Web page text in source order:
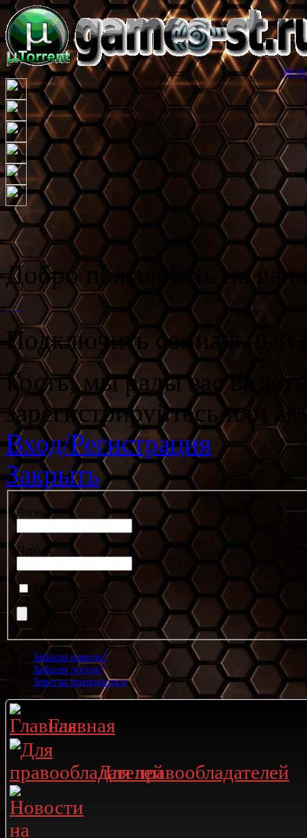
Игровой торрент
Добро пожаловать на
Подключить социальный
Гость, мы рады вас
зарегистрируйтесь или
Вход/Регистрация
Закрыть
Логин
Пароль
Запомнить меня
Забыли пароль?
Забыли логин?
Зарегистрироваться
Главная
Для правообладателей